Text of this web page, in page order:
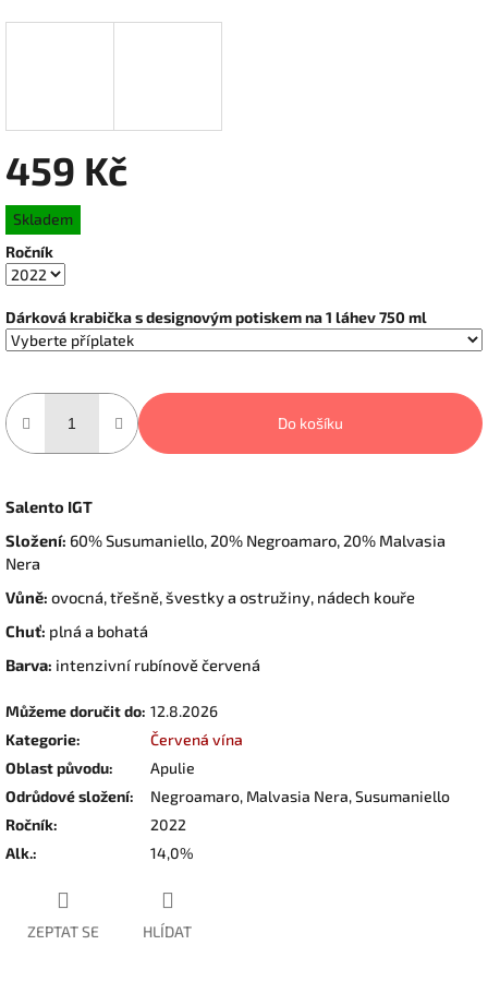
459 Kč
Měrná
cena:
Skladem
Ročník
Dárková krabička s designovým potiskem na 1 láhev 750 ml
Do košíku
Salento IGT
Složení: 60% Susumaniello, 20% Negroamaro, 20% Malvasia
Nera
Vůně: ovocná, třešně, švestky a ostružiny, nádech kouře
Chuť: plná a bohatá
Barva: intenzivní rubínově červená
Můžeme doručit do: 12.8.2026
Kategorie:
Červená vína
Oblast původu:
Apulie
Odrůdové složení:
Negroamaro, Malvasia Nera, Susumaniello
Ročník:
2022
Alk.: 14,0%
ZEPTAT SE HLÍDAT